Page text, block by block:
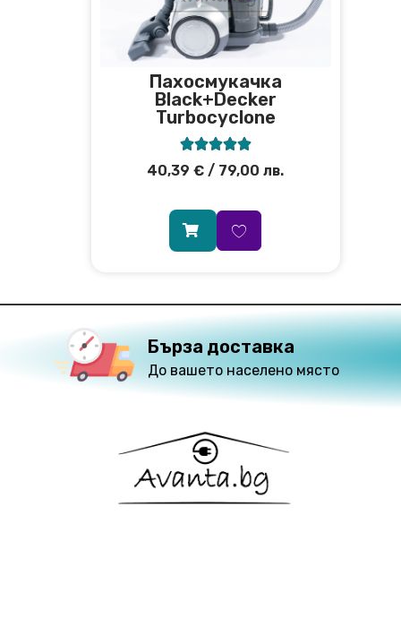
Пахосмукачка
Black+Decker
Turbocyclone

40,39€ / 79,00 лв.
Бърза доставка
До вашето населено място